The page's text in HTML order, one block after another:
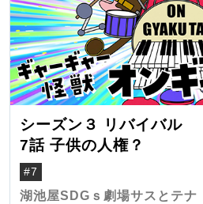
シーズン３ リバイバル
7話 子供の人権？
#7
湖池屋SDGｓ劇場サスとテナ